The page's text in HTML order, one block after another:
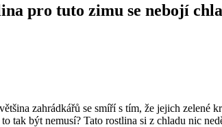
pro tuto zimu se nebojí
zahrádkářů se smíří s tím, že jejich zelené
tak být nemusí? Tato rostlina si z chladu nic